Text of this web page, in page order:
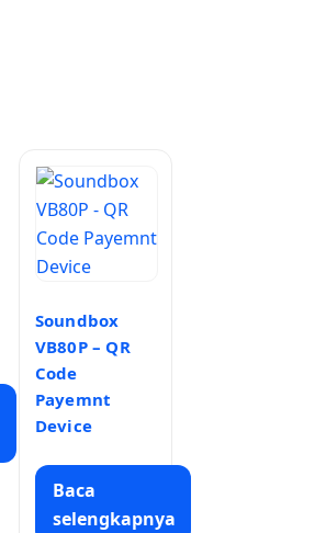
Soundbox
VB80P – QR
Code
Payemnt
Device
Baca
selengkapnya